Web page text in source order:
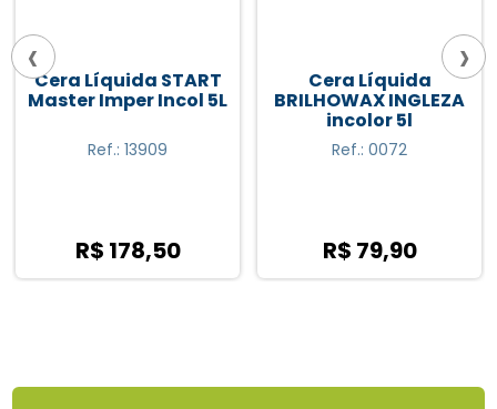
Cera Líquida START
Master Imper Incol 5L
Ref.: 13909
R$ 178,50
Cera Líquida
BRILHOWAX INGLEZA
incolor 5l
Ref.: 0072
R$ 79,90
‹ ›